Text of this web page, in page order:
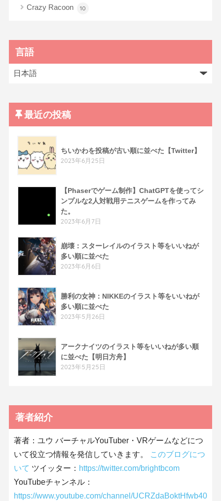
Crazy Racoon 10
言語
最近の投稿
ちいかわを投稿が古い順に並べた【Twitter】
2023年6月25日
【Phaserでゲーム制作】ChatGPTを使ってシ
ンプルな2人対戦用テニスゲームを作ってみ
た。
2023年6月7日
崩壊：スターレイルのイラスト等をいいねが
多い順に並べた
2023年6月6日
勝利の女神：NIKKEのイラスト等をいいねが
多い順に並べた
2023年5月26日
アークナイツのイラスト等をいいねが多い順
に並べた【明日方舟】
2023年5月25日
著者紹介
著者：ユウ バーチャルYouTuber・VRゲームなどにつ
いて役立つ情報を発信していきます。
このブログにつ
いて ツイッター： https://twitter.com/brightbcom
YouTubeチャンネル：
https://www.youtube.com/channel/UCRZdaBoktHfwb40